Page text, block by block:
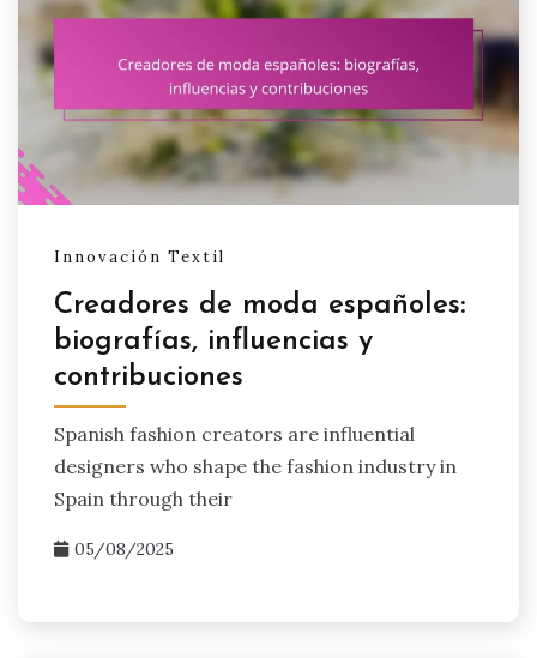
Innovación Textil
Creadores de moda españoles:
biografías, influencias y
contribuciones
Spanish fashion creators are influential
designers who shape the fashion industry in
Spain through their
05/08/2025